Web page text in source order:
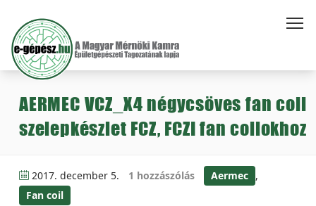
AERMEC VCZ_X4 négycsöves fan coil
szelepkészlet FCZ, FCZI fan coilokhoz
2017. december 5. 1 hozzászólás Aermec ,
Fan coil